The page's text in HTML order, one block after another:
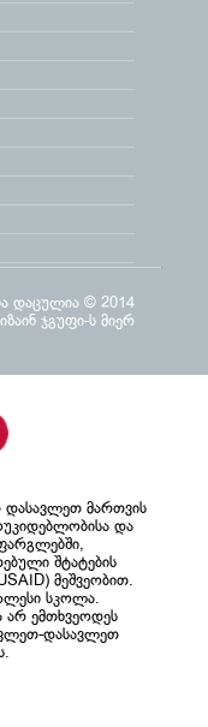
დაცულია © 2014
ჯგუფი-ს მიერ
დასავლეთ მართვის
და
შტატების
მეშვეობით.
სკოლა.
არ ემთხვეოდეს
დასავლეთ